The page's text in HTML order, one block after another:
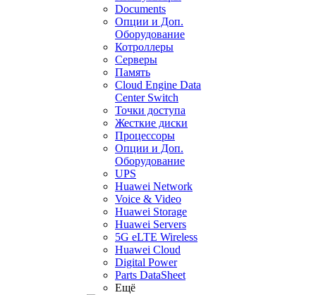
Documents
Опции и Доп.
Оборудование
Котроллеры
Серверы
Память
Cloud Engine Data
Center Switch
Точки доступа
Жесткие диски
Процессоры
Опции и Доп.
Оборудование
UPS
Huawei Network
Voice & Video
Huawei Storage
Huawei Servers
5G eLTE Wireless
Huawei Cloud
Digital Power
Parts DataSheet
Ещё